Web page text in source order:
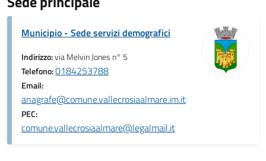
Municipio - Sede servizi demografici
Indirizzo:via Melvin Jones n° 5
Telefono:0184253788
Email:
anagrafe@comune.vallecrosiaalmare.im.it
PEC:
comune.vallecrosiaalmare@legalmail.it